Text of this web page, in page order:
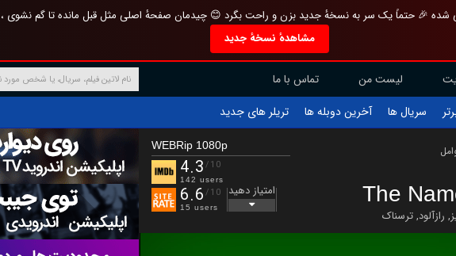
شده 🎉 حتماً یک سر به نسخهٔ جدید بزن و راحت بگرد 😊 چیدمان صفحهٔ اصلی مثل قبل مانده تا گم نشوی
مشاهدهٔ نسخهٔ جدید
لیست من
تماس با ما
سریال ها آخرین دوبله ها تریلر های جدید
The
, رازآلود,ترسناک
WEBRip 1080p
4.3 /10
142 users
6.6 /10
15 users
امتیاز دهید